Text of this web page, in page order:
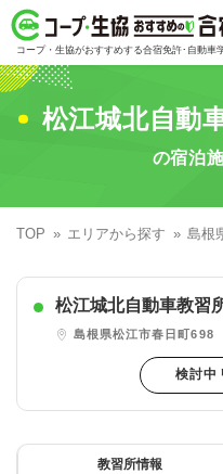
コープ・生協おすすめの合宿免
コープ・生協がおすすめする合宿免許･自動車
HOME
コープ・生協おすすめの
普通車
大型二輪
準中型車
エリアで探す
東北エリア
甲信越エリア
早割
学割
キャンペーンで探す
こだわり条件で探す
コープ合宿免許スタッフが
お一人でも安心な教習所
入校日で探す
私たちについて
希望免許
地域
希望入校日
71 件
松江城北自動
の宿泊
TOP エリアから探す 島根
松江城北自動車教習
島根県松江市春日町698
教習所情報